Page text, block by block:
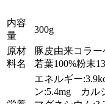
内容
量
300g
原材
料名
豚皮由来コラ
若葉100%粉末
エネルギー
ン:5.4mg カル